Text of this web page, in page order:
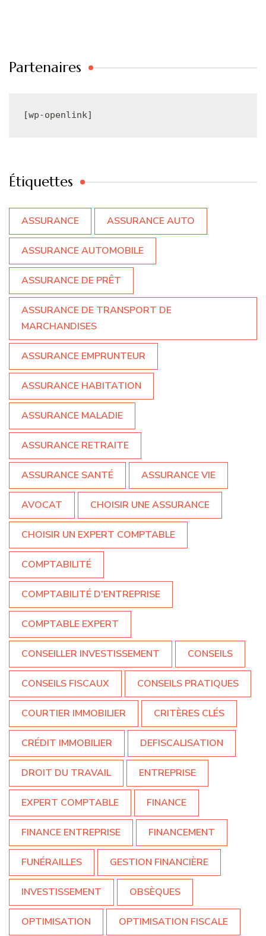
Partenaires
[wp-openlink]
Étiquettes
ASSURANCE ASSURANCE AUTO
ASSURANCE AUTOMOBILE
ASSURANCE DE PRÊT
ASSURANCE DE TRANSPORT DE
MARCHANDISES
ASSURANCE EMPRUNTEUR
ASSURANCE HABITATION
ASSURANCE MALADIE
ASSURANCE RETRAITE
ASSURANCE SANTÉ ASSURANCE VIE
AVOCAT CHOISIR UNE ASSURANCE
CHOISIR UN EXPERT COMPTABLE
COMPTABILITÉ
COMPTABILITÉ D'ENTREPRISE
COMPTABLE EXPERT
CONSEILLER INVESTISSEMENT CONSEILS
CONSEILS FISCAUX CONSEILS PRATIQUES
COURTIER IMMOBILIER CRITÈRES CLÉS
CRÉDIT IMMOBILIER DEFISCALISATION
DROIT DU TRAVAIL ENTREPRISE
EXPERT COMPTABLE FINANCE
FINANCE ENTREPRISE FINANCEMENT
FUNÉRAILLES GESTION FINANCIÈRE
INVESTISSEMENT OBSÈQUES
OPTIMISATION OPTIMISATION FISCALE